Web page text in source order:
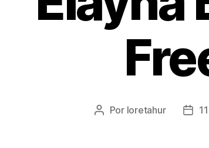
Autor
Por loretahur